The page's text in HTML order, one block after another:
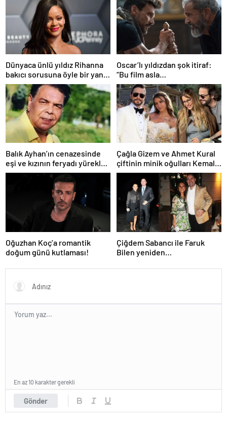
Dünyaca ünlü yıldız Rihanna
bakıcı sorusuna öyle bir yanıt
verdi ki! “35 yıl boyunca…”
Oscar’lı yıldızdan şok itiraf:
“Bu film asla
yayınlanmamalıydı!”
Balık Ayhan’ın cenazesinde
eşi ve kızının feryadı yürekleri
dağladı: “Baba kalk canım
Çağla Gizem ve Ahmet Kural
çiftinin minik oğulları Kemal, 1
yaşına bastı! İşte doğum
gününden kareler!
Oğuzhan Koç’a romantik
doğum günü kutlaması!
Çiğdem Sabancı ile Faruk
Bilen yeniden
damadı, eski eşinin hapis
Gönder
En az 10 karakter gerekli